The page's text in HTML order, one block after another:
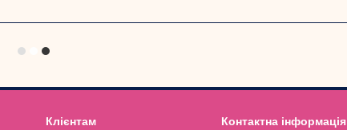
Клієнтам Контактна інформація